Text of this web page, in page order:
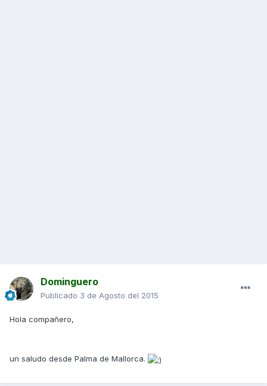
Dominguero
Publicado 3 de Agosto del 2015
Hola compañero,
un saludo desde Palma de Mallorca.